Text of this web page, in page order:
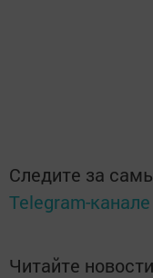
Следите за
Telegram-канале
Читайте